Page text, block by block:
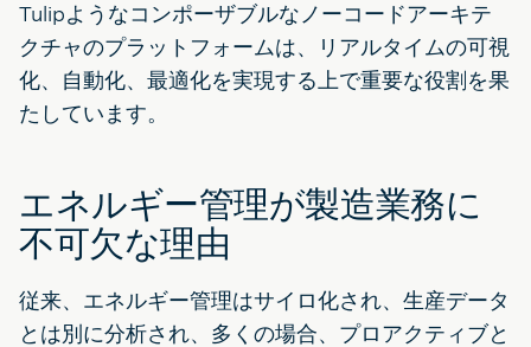
Tulipようなコンポーザブルなノーコードアーキテ
クチャのプラットフォームは、リアルタイムの可視
化、自動化、最適化を実現する上で重要な役割を果
たしています。
エネルギー管理が製造業務に
不可欠な理由
従来、エネルギー管理はサイロ化され、生産データ
とは別に分析され、多くの場合、プロアクティブと